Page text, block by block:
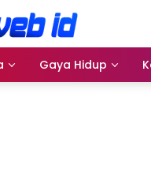
Gaya Hidup